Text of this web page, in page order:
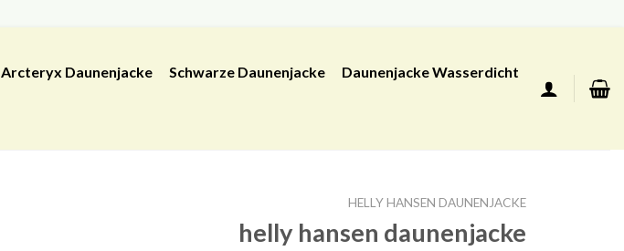
Arcteryx Daunenjacke Schwarze Daunenjacke Daunenjacke Wasserdicht
HELLY HANSEN DAUNENJACKE
helly hansen daunenjacke